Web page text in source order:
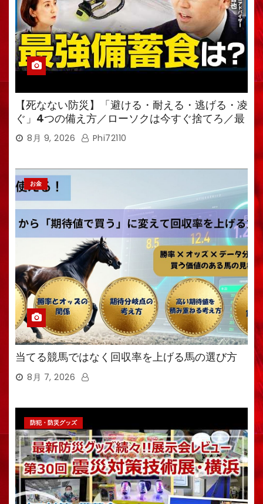
【死なない防災】「避ける・耐える・逃げる・凌
ぐ」4つの備え方／ローソクは今すぐ捨てろ／最
強備蓄食は「羊羹」／トイレ備蓄がなければ食料
も無意味
8月 9, 2026 Phi72110
お金
当てる競馬ではなく回収率を上げる馬の選び方
8月 7, 2026
防犯・防災グッズ